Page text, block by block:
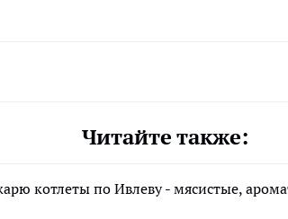
Читайте также:
котлеты по Ивлеву - мясистые,